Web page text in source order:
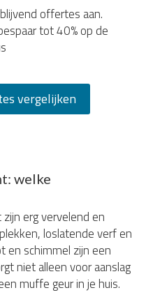
offertes aan.
tot 40% op de
vergelijken
welke
erg vervelend en
loslatende verf en
en schimmel zijn een
niet alleen voor aanslag
muffe geur in je huis.